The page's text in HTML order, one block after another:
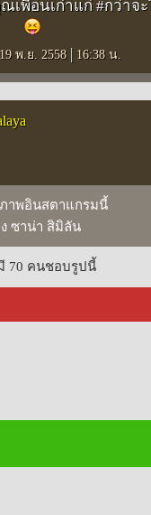
ณเพื่อนเก่าแก่ #กว่าจ
พ.ย. 2558 | 16:38 น.
าพอินสตาแกรมนี้
ซาน่า สิมิลัน
70 คนชอบรูปนี้